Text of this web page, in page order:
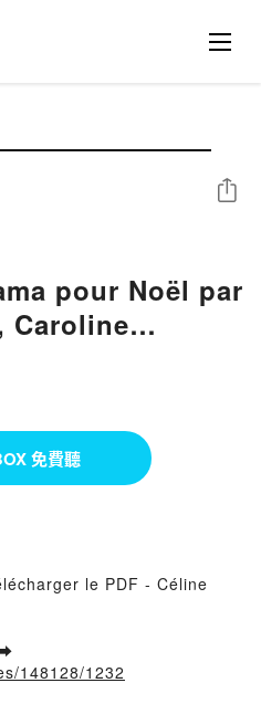
pour Noël par
Caroline
ebook
分享
免費聽
le PDF - Céline
148128/1232